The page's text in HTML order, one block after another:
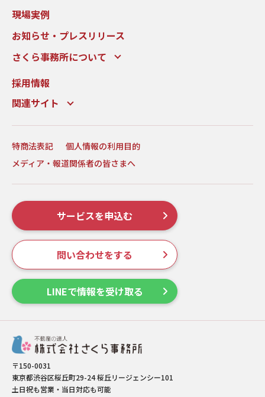
現場実例
お知らせ・プレスリリース
さくら事務所について
採用情報
関連サイト
特商法表記
個人情報の利用目的
メディア・報道関係者の皆さまへ
サービスを申込む
問い合わせをする
LINEで情報を受け取る
〒150-0031
東京都渋谷区桜丘町29-24 桜丘リージェンシー101
土日祝も営業・当日対応も可能